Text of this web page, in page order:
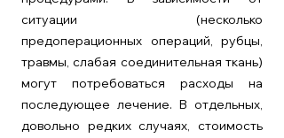
ситуации (несколько
предоперационных операций, рубцы,
травмы, слабая соединительная ткань)
могут потребоваться расходы на
последующее лечение. В отдельных,
довольно редких случаях, стоимость